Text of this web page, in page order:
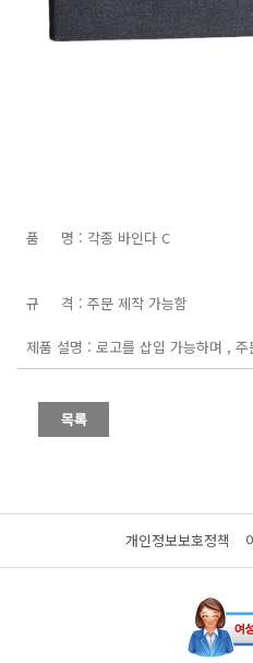
품 명 : 각종 바인다 C
규 격 : 주문 제작 가능함
제품 설명 : 로고를 삽입 가능하며 , 주
개인정보보호정책